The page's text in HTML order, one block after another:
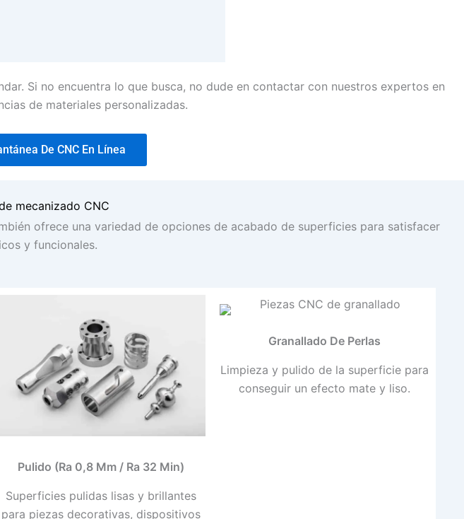
Si no encuentra lo que busca, no dude en contactar con nuestros expertos en
de materiales personalizadas.
De CNC En Línea
mecanizado CNC
ofrece una variedad de opciones de acabado de superficies para satisfacer
y funcionales.
Pulido (Ra 0,8 Μm / Ra 32 Μin)
Superficies pulidas lisas y brillantes
para piezas decorativas, dispositivos
Granallado De Perlas
Limpieza y pulido de la superficie para
conseguir un efecto mate y liso.